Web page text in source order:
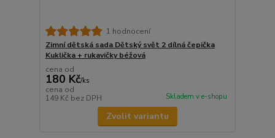
1 hodnocení
Zimní dětská sada Dětský svět 2 dílná čepička
Kuklička + rukavičky béžová
cena od
180 Kč/ks
cena od
149 Kč bez DPH Skladem v e-shopu
Zvolit variantu